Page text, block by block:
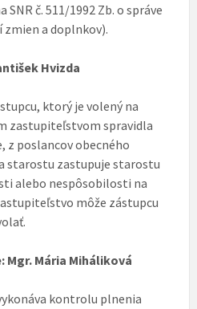
SNR č. 511/1992 Zb. o správe
a doplnkov).
Hvizda
ktorý je volený na
zastupiteľstvom spravidla
z poslancov obecného
starostu zastupuje starostu
alebo nespôsobilosti na
môže zástupcu
Mária Miháliková
kontrolu plnenia